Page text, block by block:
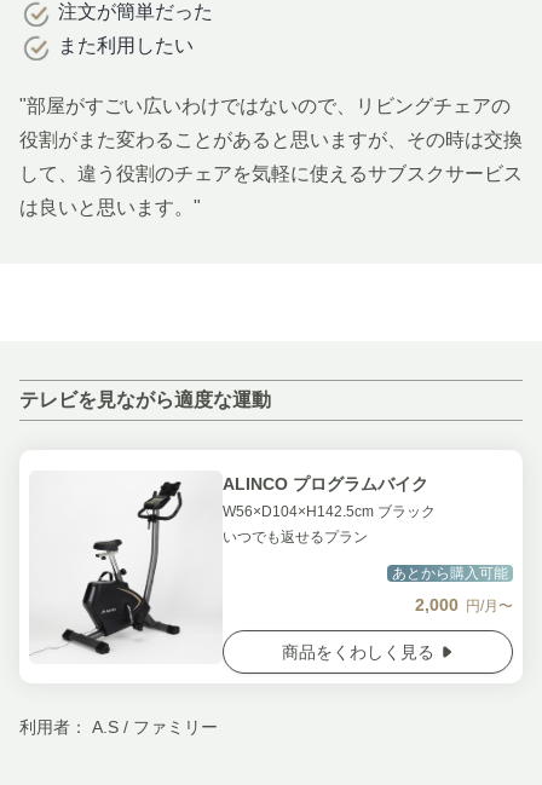
注文が簡単だった
また利用したい
"部屋がすごい広いわけではないので、リビングチェアの
役割がまた変わることがあると思いますが、その時は交換
して、違う役割のチェアを気軽に使えるサブスクサービス
は良いと思います。"
テレビを見ながら適度な運動
ALINCO プログラムバイク
W56×D104×H142.5cm ブラック
いつでも返せるプラン
あとから購入可能
2,000 円/月〜
商品をくわしく見る
利用者： A.S / ファミリー